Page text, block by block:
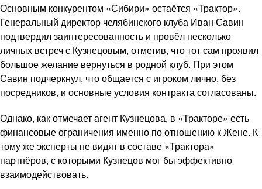
Основным конкурентом «Сибири» остаётся «Трактор».
Генеральный директор челябинского клуба Иван Савин
подтвердил заинтересованность и провёл несколько
личных встреч с Кузнецовым, отметив, что тот сам проявил
большое желание вернуться в родной клуб. При этом
Савин подчеркнул, что общается с игроком лично, без
посредников, и основные условия контракта согласованы.
Однако, как отмечает агент Кузнецова, в «Тракторе» есть
финансовые ограничения именно по отношению к Жене. К
тому же эксперты не видят в составе «Трактора»
партнёров, с которыми Кузнецов мог бы эффективно
взаимодействовать.